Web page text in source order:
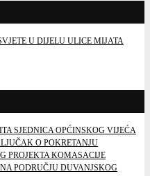
U DIJELU ULICE MIJATA
SJEDNICA OPĆINSKOG VIJEĆA
O POKRETANJU
PROJEKTA KOMASACIJE
PODRUČJU DUVANJSKOG